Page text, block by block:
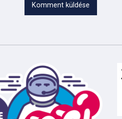
Komment küldése